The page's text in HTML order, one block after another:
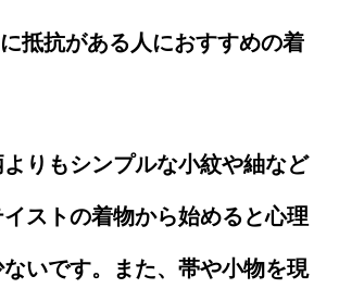
抵抗がある人におすすめの着
りもシンプルな小紋や紬など
ストの着物から始めると心理
いです。また、帯や小物を現